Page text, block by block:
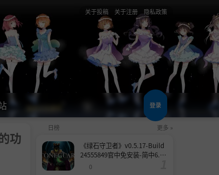
关于投稿 关于注册 隐私政策
登录
功
日榜 更多 »
《绿石守卫者》v0.5.17-Build
24555849官中免安装-简中6.6
0